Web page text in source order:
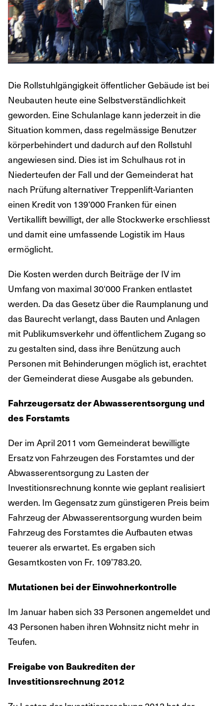
Die Rollstuhlgängigkeit öffentlicher Gebäude ist bei
Neubauten heute eine Selbstverständlichkeit
geworden. Eine Schulanlage kann jederzeit in die
Situation kommen, dass regelmässige Benutzer
körperbehindert und dadurch auf den Rollstuhl
angewiesen sind. Dies ist im Schulhaus rot in
Niederteufen der Fall und der Gemeinderat hat
nach Prüfung alternativer Treppenlift-Varianten
einen Kredit von 139‘000 Franken für einen
Vertikallift bewilligt, der alle Stockwerke erschliesst
und damit eine umfassende Logistik im Haus
ermöglicht.
Die Kosten werden durch Beiträge der IV im
Umfang von maximal 30‘000 Franken entlastet
werden. Da das Gesetz über die Raumplanung und
das Baurecht verlangt, dass Bauten und Anlagen
mit Publikumsverkehr und öffentlichem Zugang so
zu gestalten sind, dass ihre Benützung auch
Personen mit Behinderungen möglich ist, erachtet
der Gemeinderat diese Ausgabe als gebunden.
Fahrzeugersatz der Abwasserentsorgung und
des Forstamts
Der im April 2011 vom Gemeinderat bewilligte
Ersatz von Fahrzeugen des Forstamtes und der
Abwasserentsorgung zu Lasten der
Investitionsrechnung konnte wie geplant realisiert
werden. Im Gegensatz zum günstigeren Preis beim
Fahrzeug der Abwasserentsorgung wurden beim
Fahrzeug des Forstamtes die Aufbauten etwas
teuerer als erwartet. Es ergaben sich
Gesamtkosten von Fr. 109’783.20.
Mutationen bei der Einwohnerkontrolle
Im Januar haben sich 33 Personen angemeldet und
43 Personen haben ihren Wohnsitz nicht mehr in
Teufen.
Freigabe von Baukrediten der
Investitionsrechnung 2012